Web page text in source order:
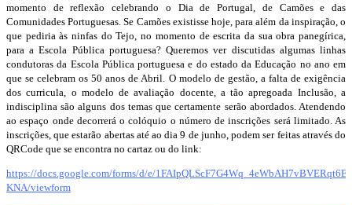
momento de reflexão celebrando o Dia de Portugal, de Camões e das
Comunidades Portuguesas. Se Camões existisse hoje, para além da inspiração, o
que pediria às ninfas do Tejo, no momento de escrita da sua obra panegírica,
para a Escola Pública portuguesa? Queremos ver discutidas algumas linhas
condutoras da Escola Pública portuguesa e do estado da Educação no ano em
que se celebram os 50 anos de Abril. O modelo de gestão, a falta de exigência
dos curricula, o modelo de avaliação docente, a tão apregoada Inclusão, a
indisciplina são alguns dos temas que certamente serão abordados. Atendendo
ao espaço onde decorrerá o colóquio o número de inscrições será limitado. As
inscrições, que estarão abertas até ao dia 9 de junho, podem ser feitas através do
QRCode que se encontra no cartaz ou do link:
https://docs.google.com/forms/d/e/
KNA/viewform